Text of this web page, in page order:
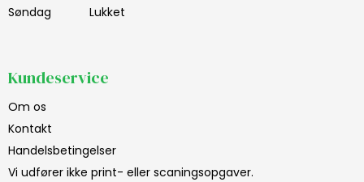
Søndag
Lukket
Kundeservice
Om os
Kontakt
Handelsbetingelser
Vi udfører ikke print- eller scaningsopgaver.